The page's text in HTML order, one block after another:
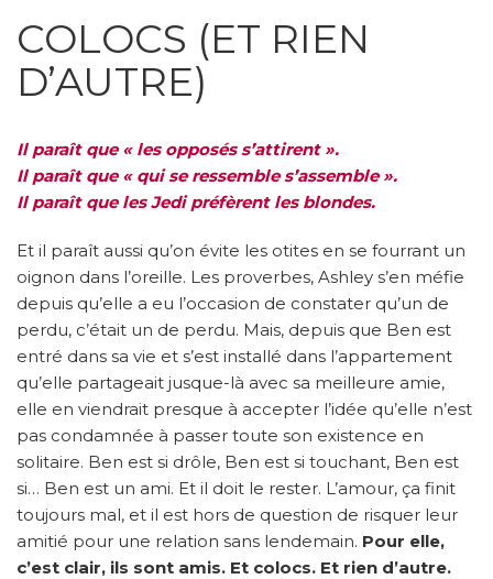
COLOCS (ET RIEN
D’AUTRE)
Il paraît que « les opposés s’attirent ».
Il paraît que « qui se ressemble s’assemble ».
Il paraît que les Jedi préfèrent les blondes.
Et il paraît aussi qu’on évite les otites en se fourrant un
oignon dans l’oreille. Les proverbes, Ashley s’en méfie
depuis qu’elle a eu l’occasion de constater qu’un de
perdu, c’était un de perdu. Mais, depuis que Ben est
entré dans sa vie et s’est installé dans l’appartement
qu’elle partageait jusque-là avec sa meilleure amie,
elle en viendrait presque à accepter l’idée qu’elle n’est
pas condamnée à passer toute son existence en
solitaire. Ben est si drôle, Ben est si touchant, Ben est
si… Ben est un ami. Et il doit le rester. L’amour, ça finit
toujours mal, et il est hors de question de risquer leur
amitié pour une relation sans lendemain. Pour elle,
c’est clair, ils sont amis. Et colocs. Et rien d’autre.